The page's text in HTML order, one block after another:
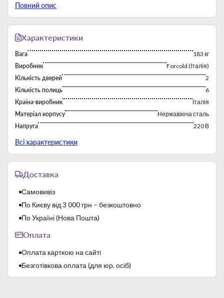
Двоє глухих дверей з автоматичним блокуючим
пристроєм.
Робоча температура становить -2..+8ºC за кімнатної
температури +35ºC.
Вентильоване охолодження.
Автоматичне випаровування води під час
розморожування.
Внутрішнє освітлення холодильника дуже зручне у
використанні.
Регулювання температури термостата з
індикаторним термометром.
Повний опис
Характеристики
Вага
183 кг
Виробник
Forcold (Італія)
Кількість дверей
2
Кількість полиць
6
Країна-виробник
Італія
Матеріал корпусу
Нержавіюча сталь
Напруга
220 В
Об'єм
Розміри
1480х830х2010 мм
Температурний режим
Всі характеристики
Доставка
Самовивіз
По Києву від 3 000 грн – безкоштовно
По Україні (Нова Пошта)
Оплата
Оплата карткою на сайті
Безготівкова оплата (для юр. осіб)